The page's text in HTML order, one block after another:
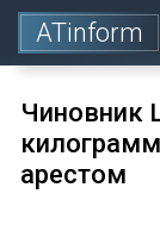
ATinform
Чиновник
арестом